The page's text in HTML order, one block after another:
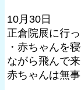
10月30日
正倉院展に行
・赤ちゃんを
ながら飛んで
赤ちゃんは無